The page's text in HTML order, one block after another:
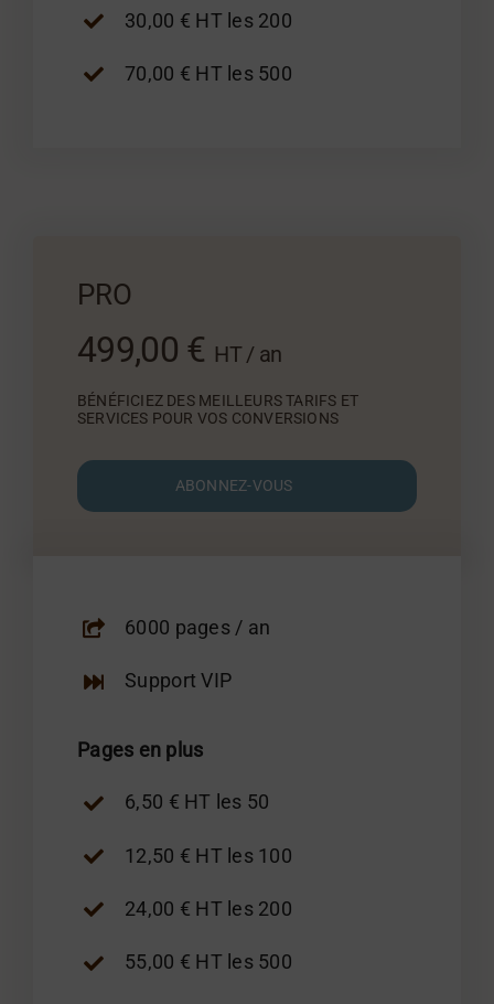
30,00 € HT les 200
70,00 € HT les 500
PRO
499,00 € HT / an
BÉNÉFICIEZ DES MEILLEURS TARIFS ET
SERVICES POUR VOS CONVERSIONS
ABONNEZ-VOUS
6000 pages / an
Support VIP
Pages en plus
6,50 € HT les 50
12,50 € HT les 100
24,00 € HT les 200
55,00 € HT les 500